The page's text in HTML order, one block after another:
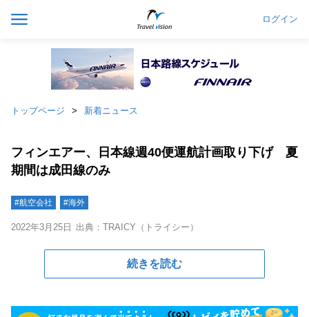
ログイン
トップページ 新着ニュース
フィンエアー、日本線週40便運航計画取り下げ 夏
期間は成田線のみ
#航空会社 #海外
2022年3月25日 出典：TRAICY（トライシー）
続きを読む